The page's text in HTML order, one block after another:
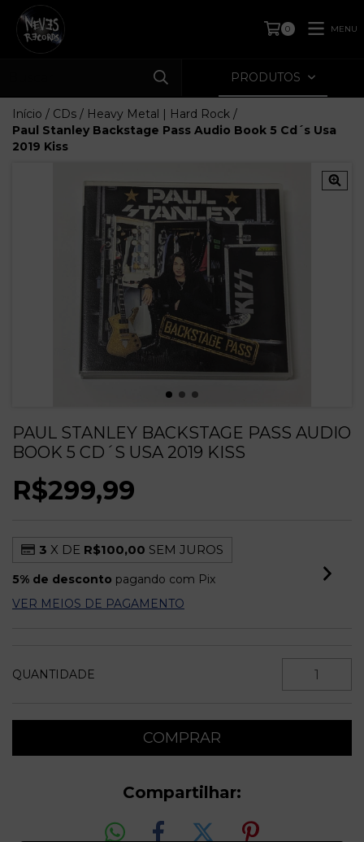
0 MENU
PRODUTOS
Início / CDs / Heavy Metal | Hard Rock /
Paul Stanley Backstage Pass Audio Book 5 Cd´s Usa
2019 Kiss
PAUL STANLEY BACKSTAGE PASS AUDIO
BOOK 5 CD´S USA 2019 KISS
R$299,99
3 X DE R$100,00 SEM JUROS
5% de desconto pagando com Pix
VER MEIOS DE PAGAMENTO
QUANTIDADE
Compartilhar: